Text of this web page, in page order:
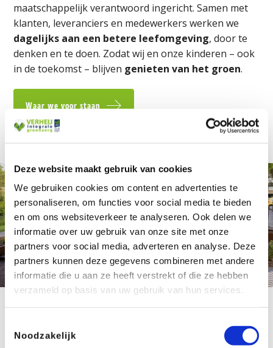
Deze website maakt gebruik van cookies
We gebruiken cookies om content en advertenties te
personaliseren, om functies voor social media te bieden
en om ons websiteverkeer te analyseren. Ook delen we
informatie over uw gebruik van onze site met onze
partners voor social media, adverteren en analyse. Deze
partners kunnen deze gegevens combineren met andere
informatie die u aan ze heeft verstrekt of die ze hebben
verzameld op basis van uw gebruik van hun services.
Noodzakelijk
maatschappelijk verantwoord ingericht. Samen met
klanten, leveranciers en medewerkers werken we
dagelijks aan een betere leefomgeving, door te
denken en te doen. Zodat wij en onze kinderen – ook
in de toekomst – blijven genieten van het groen.
Waar we voor staan